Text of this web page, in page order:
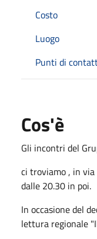
Costo
Luogo
Punti di
Cos'è
Gli incontri del
ci troviamo , in
dalle 20.30 in poi.
In occasione del
lettura regionale